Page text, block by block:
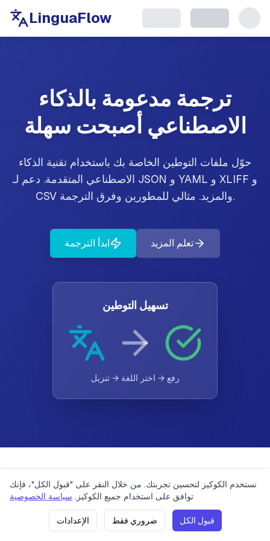
LinguaFlow
ترجمة مدعومة بالذكاء
الاصطناعي أصبحت سهلة
حوّل ملفات التوطين الخاصة بك باستخدام تقنية الذكاء
الاصطناعي المتقدمة. دعم لـ JSON و YAML و XLIFF و
CSV والمزيد. مثالي للمطورين وفرق الترجمة.
ابدأ الترجمة تعلم المزيد
تسهيل التوطين
رفع → اختر اللغة → تنزيل
تنسيقات الملفات المدعومة
انقر على أي تنسيق لرؤية أمثلة ومعرفة المزيد عن
التسعيرسياسة الخصوصيةشروط الخدمةاتصل بنا
2023 LinguaFlow. جميع الحقوق محفوظة. الإصدار: v0.1.17 21. 06. 2026 21:58
نستخدم الكوكيز لتحسين تجربتك. من خلال النقر على "قبول الكل"، فإنك
توافق على استخدام جميع الكوكيز. سياسة الخصوصية
الإعدادات ضروري فقط قبول الكل